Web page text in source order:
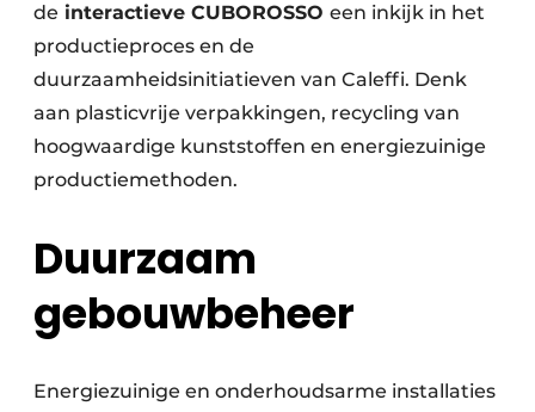
de interactieve CUBOROSSO een inkijk in het
productieproces en de
duurzaamheidsinitiatieven van Caleffi. Denk
aan plasticvrije verpakkingen, recycling van
hoogwaardige kunststoffen en energiezuinige
productiemethoden.
Duurzaam
gebouwbeheer
Energiezuinige en onderhoudsarme installaties